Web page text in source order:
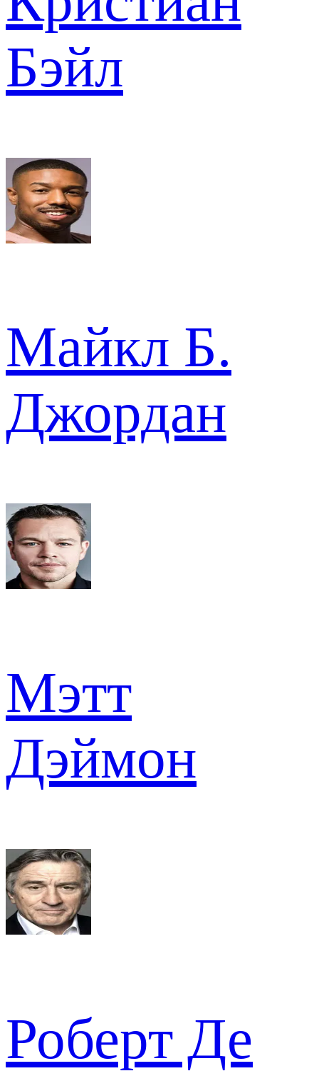
Бэйл
Майкл Б.
Джордан
Мэтт
Дэймон
Роберт Де